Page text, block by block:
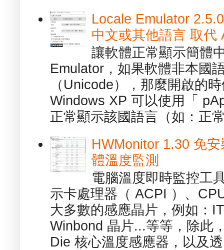
Locale Emulator
中文或其他語言 取代
讓軟體正常顯示簡體
Emulator，如果軟體非本國
（Unicode），那麼開啟的
Windows XP 可以使用「
正常顯示該國語言（如：正
HWMonitor 1.30 免
體溫度監測
電腦溫度即時監控工
示卡處理器（ ACPI ）、
大多數的感應晶片，例如：
Winbond 晶片...等等，除此
Die 核心溫度感應器，以及